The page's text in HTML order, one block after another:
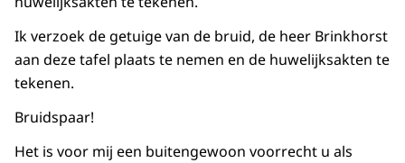
Ik verzoek de getuige van de bruid, de heer Brinkhorst
aan deze tafel plaats te nemen en de huwelijksakten te
tekenen.
Bruidspaar!
Het is voor mij een buitengewoon voorrecht u als